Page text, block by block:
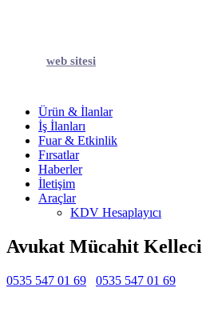
web sitesi
Ürün & İlanlar
İş İlanları
Fuar & Etkinlik
Fırsatlar
Haberler
İletişim
Araçlar
KDV Hesaplayıcı
Avukat Mücahit Kelleci
0535 547 01 69 0535 547 01 69